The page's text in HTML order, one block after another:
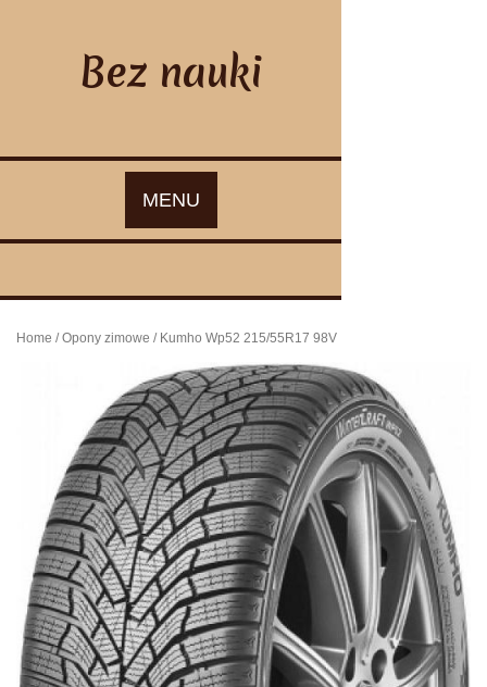
Bez nauki
MENU
Home /Opony zimowe / Kumho Wp52 215/55R17 98V